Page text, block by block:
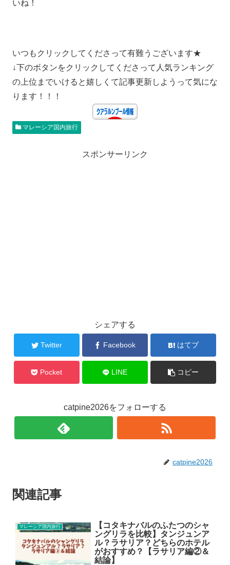
いね！
いつもクリックしてくださって有難うございます★
↓下のボタンをクリックしてくださって人気ランキング
の上位までいけると嬉しくて記事更新しようって気にな
ります！！！
マレーシア国内旅行
スポンサーリンク
シェアする
Twitter Facebook はてブ
Pocket LINE コピー
catpine2026をフォローする
catpine2026
関連記事
マレーシア国内旅行
【コタキナバルのふたつのシャ
ングリラを比較】タンジュンア
ル？ラサリア？どちらのホテル
がおすすめ？【ラサリア編②＆
結論】